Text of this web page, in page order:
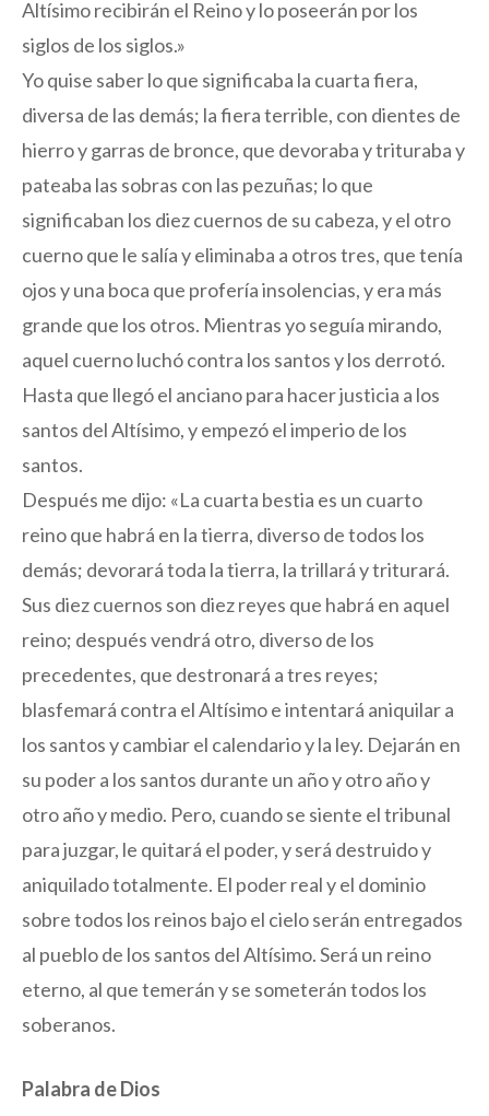
Altísimo recibirán el Reino y lo poseerán por los
siglos de los siglos.»
Yo quise saber lo que significaba la cuarta fiera,
diversa de las demás; la fiera terrible, con dientes de
hierro y garras de bronce, que devoraba y trituraba y
pateaba las sobras con las pezuñas; lo que
significaban los diez cuernos de su cabeza, y el otro
cuerno que le salía y eliminaba a otros tres, que tenía
ojos y una boca que profería insolencias, y era más
grande que los otros. Mientras yo seguía mirando,
aquel cuerno luchó contra los santos y los derrotó.
Hasta que llegó el anciano para hacer justicia a los
santos del Altísimo, y empezó el imperio de los
santos.
Después me dijo: «La cuarta bestia es un cuarto
reino que habrá en la tierra, diverso de todos los
demás; devorará toda la tierra, la trillará y triturará.
Sus diez cuernos son diez reyes que habrá en aquel
reino; después vendrá otro, diverso de los
precedentes, que destronará a tres reyes;
blasfemará contra el Altísimo e intentará aniquilar a
los santos y cambiar el calendario y la ley. Dejarán en
su poder a los santos durante un año y otro año y
otro año y medio. Pero, cuando se siente el tribunal
para juzgar, le quitará el poder, y será destruido y
aniquilado totalmente. El poder real y el dominio
sobre todos los reinos bajo el cielo serán entregados
al pueblo de los santos del Altísimo. Será un reino
eterno, al que temerán y se someterán todos los
soberanos.
Palabra de Dios